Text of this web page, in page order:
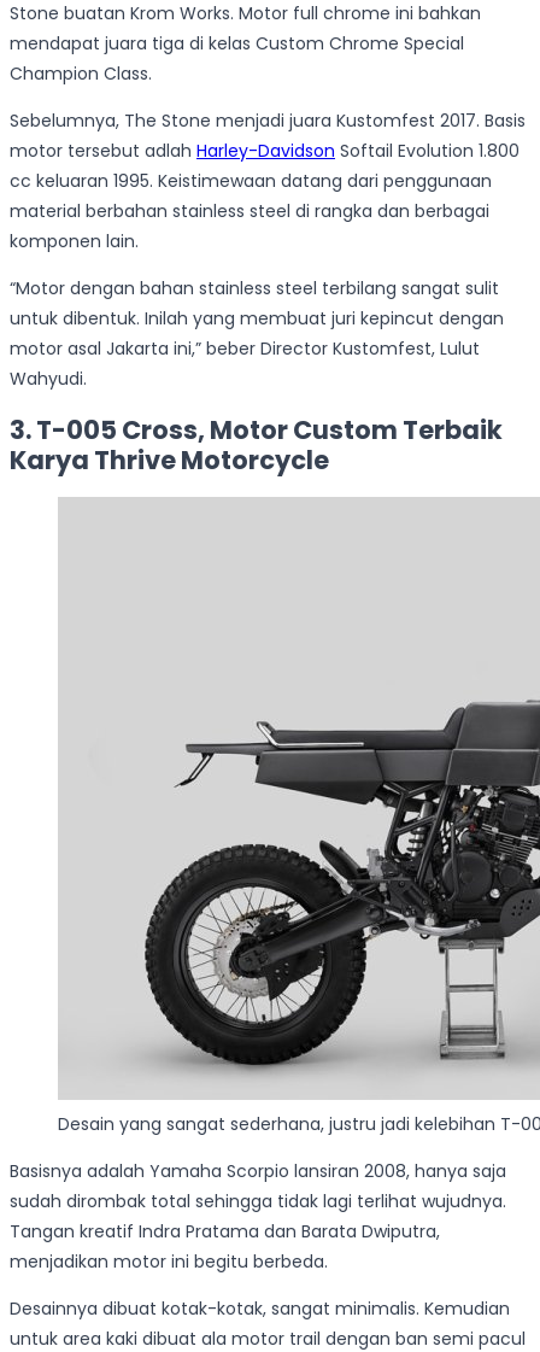
Stone buatan Krom Works. Motor full chrome ini bahkan
mendapat juara tiga di kelas Custom Chrome Special
Champion Class.
Sebelumnya, The Stone menjadi juara Kustomfest 2017. Basis
motor tersebut adlah Harley-Davidson Softail Evolution 1.800
cc keluaran 1995. Keistimewaan datang dari penggunaan
material berbahan stainless steel di rangka dan berbagai
komponen lain.
“Motor dengan bahan stainless steel terbilang sangat sulit
untuk dibentuk. Inilah yang membuat juri kepincut dengan
motor asal Jakarta ini,” beber Director Kustomfest, Lulut
Wahyudi.
3. T-005 Cross, Motor Custom Terbaik
Karya Thrive Motorcycle
Desain yang sangat sederhana, justru jadi kelebihan T-
Basisnya adalah Yamaha Scorpio lansiran 2008, hanya saja
sudah dirombak total sehingga tidak lagi terlihat wujudnya.
Tangan kreatif Indra Pratama dan Barata Dwiputra,
menjadikan motor ini begitu berbeda.
Desainnya dibuat kotak-kotak, sangat minimalis. Kemudian
untuk area kaki dibuat ala motor trail dengan ban semi pacul